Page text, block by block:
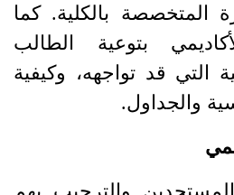
المتخصصة بالكلية. كما
بتوعية الطالب
التي قد تواجهه، وكيفية
والجداول.